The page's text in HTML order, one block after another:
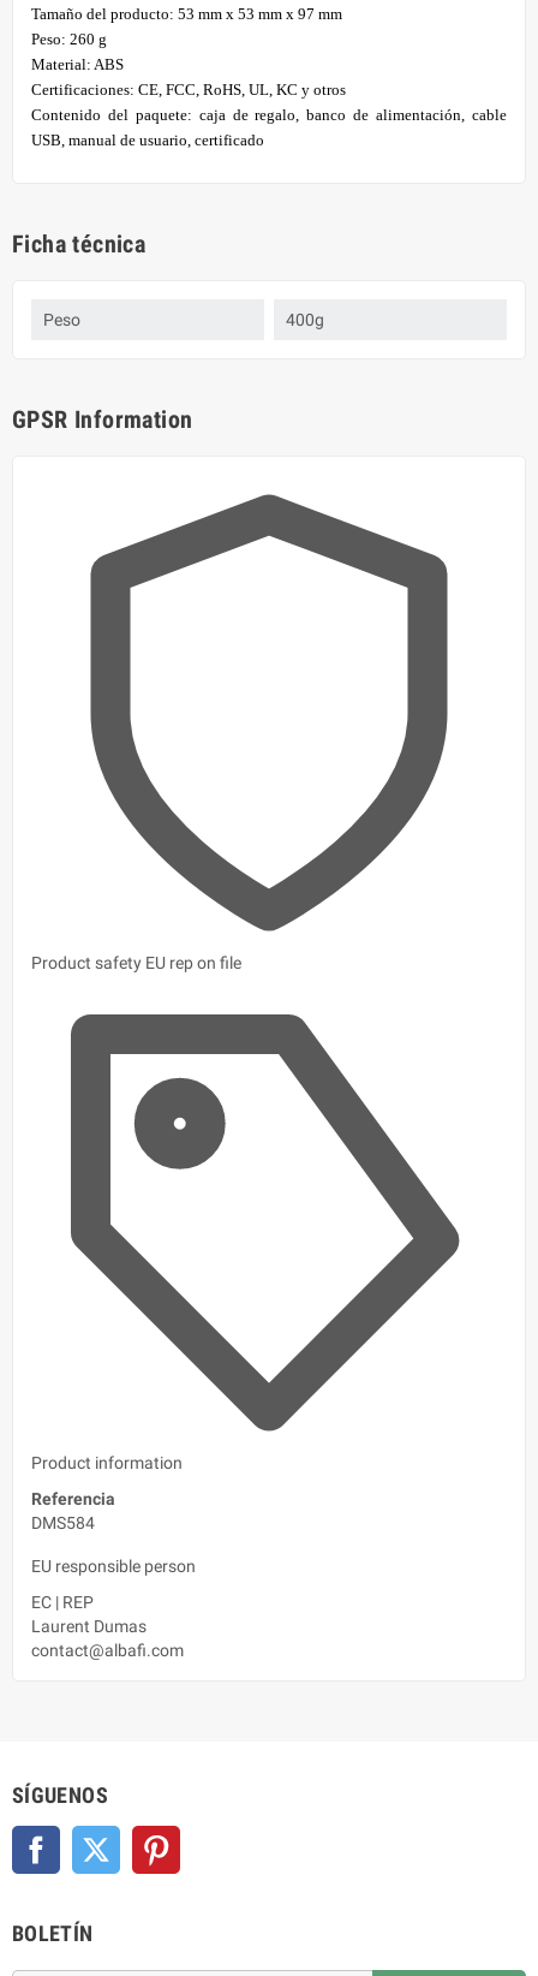
Tamaño del producto: 53 mm x 53 mm x 97 mm
Peso: 260 g
Material: ABS
Certificaciones: CE, FCC, RoHS, UL, KC y otros
Contenido del paquete: caja de regalo, banco de alimentación, cable
USB, manual de usuario, certificado
Ficha técnica
Peso 400g
GPSR Information
Product safety EU rep on file
Product information
Referencia
DMS584
EU responsible person
EC | REP
Laurent Dumas
contact@albafi.com
SÍGUENOS
Facebook Twitter
BOLETÍN